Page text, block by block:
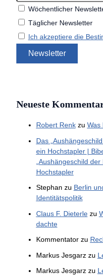
Wöchentlicher
Täglicher Newsletter
Ich akzeptiere die
Neueste
Robert Renkzu Was
Das
ein Hochstapler |
„Aushängeschild
Hochstapler
Stephan zu Berlin
Identitätspolitik
Claus F. Dieterlezu
dachte
Kommentatorzu
Markus Jesgarzzu
Markus Jesgarzzu